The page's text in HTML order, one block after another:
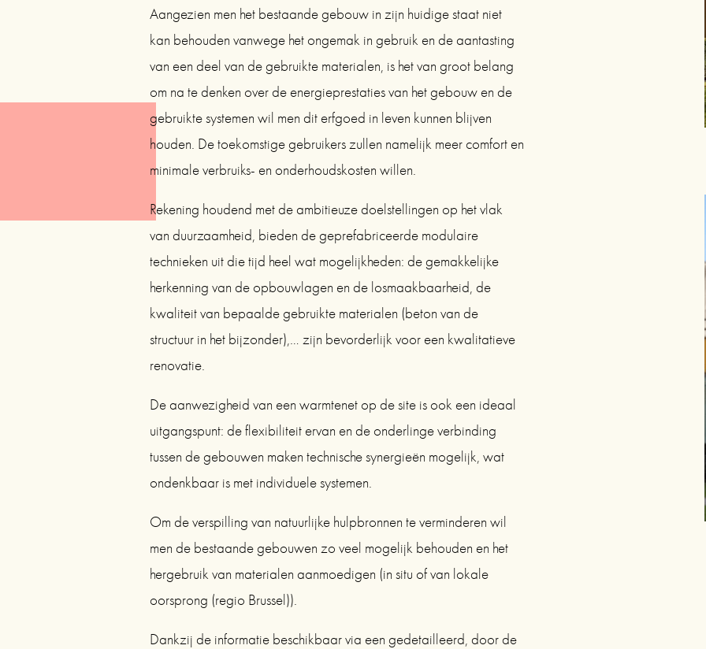
Aangezien men het bestaande gebouw in zijn huidige staat niet
kan behouden vanwege het ongemak in gebruik en de aantasting
van een deel van de gebruikte materialen, is het van groot belang
om na te denken over de energieprestaties van het gebouw en de
gebruikte systemen wil men dit erfgoed in leven kunnen blijven
houden. De toekomstige gebruikers zullen namelijk meer comfort en
minimale verbruiks- en onderhoudskosten willen.
Rekening houdend met de ambitieuze doelstellingen op het vlak
van duurzaamheid, bieden de geprefabriceerde modulaire
technieken uit die tijd heel wat mogelijkheden: de gemakkelijke
herkenning van de opbouwlagen en de losmaakbaarheid, de
kwaliteit van bepaalde gebruikte materialen (beton van de
structuur in het bijzonder),… zijn bevorderlijk voor een kwalitatieve
renovatie.
De aanwezigheid van een warmtenet op de site is ook een ideaal
uitgangspunt: de flexibiliteit ervan en de onderlinge verbinding
tussen de gebouwen maken technische synergieën mogelijk, wat
ondenkbaar is met individuele systemen.
Om de verspilling van natuurlijke hulpbronnen te verminderen wil
men de bestaande gebouwen zo veel mogelijk behouden en het
hergebruik van materialen aanmoedigen (in situ of van lokale
oorsprong (regio Brussel)).
Dankzij de informatie beschikbaar via een gedetailleerd, door de